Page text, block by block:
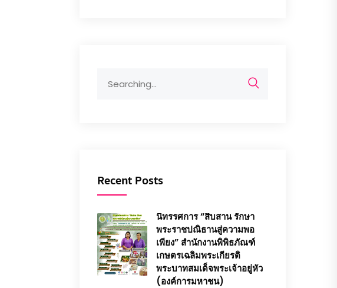
for:
Recent Posts
นิทรรศการ “สืบสาน รักษา
พระราชปณิธานสู่ความพอ
เพียง” สำนักงานพิพิธภัณฑ์
เกษตรเฉลิมพระเกียรติ
พระบาทสมเด็จพระเจ้าอยู่หัว
(องค์การมหาชน)